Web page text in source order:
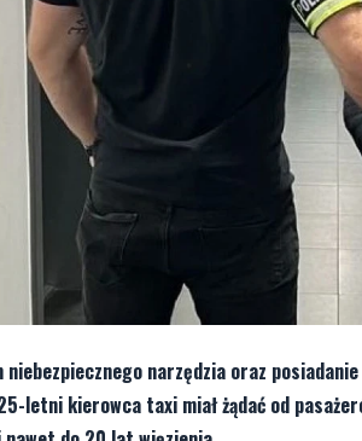
niebezpiecznego narzędzia oraz
letni kierowca taxi miał żądać od